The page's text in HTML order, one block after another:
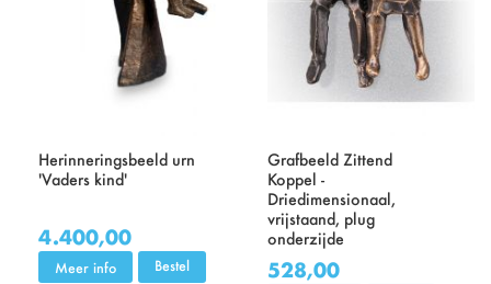
Herinneringsbeeld urn
'Vaders kind'
4.400,00
Meer info Bestel
Grafbeeld Zittend
Koppel -
Driedimensionaal,
vrijstaand, plug
onderzijde
528,00